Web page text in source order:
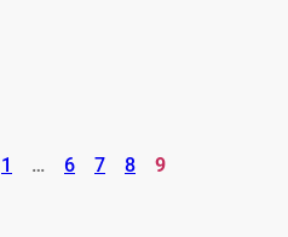
1 … 6 7 8 9